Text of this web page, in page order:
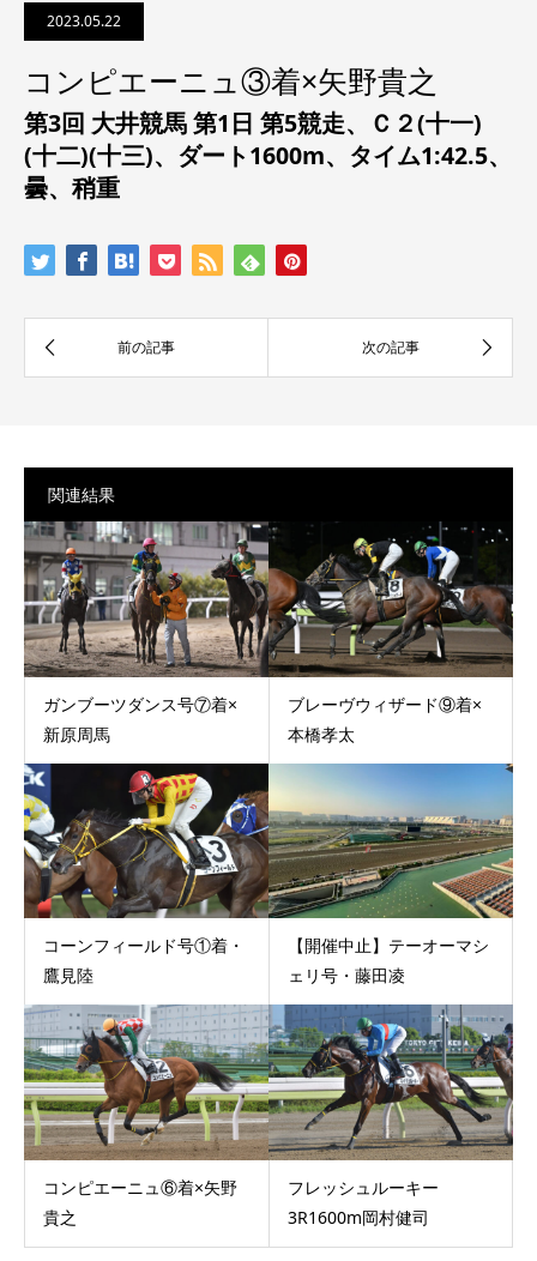
2023.05.22
コンピエーニュ③着×矢野貴之
第3回 大井競馬 第1日 第5競走、
Ｃ２(十一)
(十二)(十三)、ダート1600m、タイム1:42.5、
曇、稍重
関連結果
ガンブーツダンス号⑦着×
新原周馬
ブレーヴウィザード⑨着×
本橋孝太
コーンフィールド号①着・
鷹見陸
【開催中止】テーオーマシ
ェリ号・藤田凌
コンピエーニュ⑥着×矢野
貴之
フレッシュルーキー
3R1600m岡村健司